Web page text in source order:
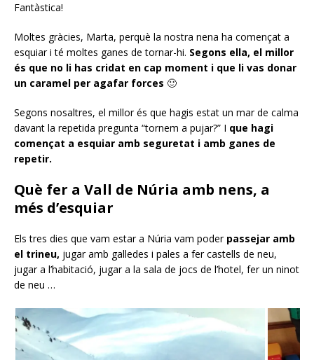
Fantàstica!
Moltes gràcies, Marta, perquè la nostra nena ha començat a
esquiar i té moltes ganes de tornar-hi. Segons ella, el millor
és que no li has cridat en cap moment i que li vas donar
un caramel per agafar forces 🙂
Segons nosaltres, el millor és que hagis estat un mar de calma
davant la repetida pregunta “tornem a pujar?” I que hagi
començat a esquiar amb seguretat i amb ganes de
repetir.
Què fer a Vall de Núria amb nens, a
més d’esquiar
Els tres dies que vam estar a Núria vam poderpassejar amb
el trineu, jugar amb galledes i pales a fer castells de neu,
jugar a l’habitació, jugar a la sala de jocs de l’hotel, fer un ninot
de neu …